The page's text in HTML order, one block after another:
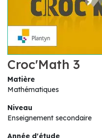
Croc'Math 3
Matière
Mathématiques
Niveau
Enseignement secondaire
Année d'étude